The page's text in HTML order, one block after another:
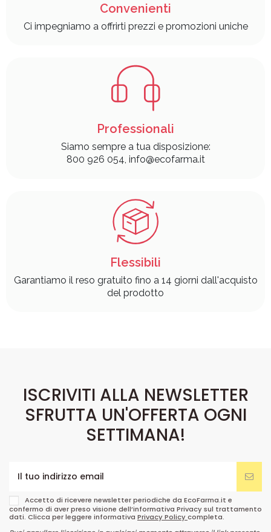
Convenienti
Ci impegniamo a offrirti prezzi e promozioni uniche
Professionali
Siamo sempre a tua disposizione:
800 926 054, info@ecofarma.it
Flessibili
Garantiamo il reso gratuito fino a 14 giorni dall'acquisto
del prodotto
ISCRIVITI ALLA NEWSLETTER
SFRUTTA UN'OFFERTA OGNI
SETTIMANA!
Accetto di ricevere newsletter periodiche da EcoFarma.it e
confermo di aver preso visione dell’informativa Privacy sul trattamento
dati. Clicca per leggere informativa Privacy Policycompleta.